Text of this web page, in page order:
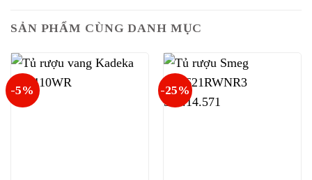
SẢN PHẨM CÙNG DANH MỤC
-5% -25%